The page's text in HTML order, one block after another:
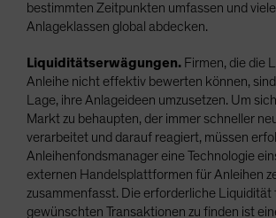
bestimmten Zeitpunkten umfassen und
Anlageklassen global abdecken.
Liquiditätserwägungen. Firmen, die die
Anleihe nicht effektiv bewerten können,
Lage, ihre Anlageideen umzusetzen. Um
Markt zu behaupten, der immer schneller
verarbeitet und darauf reagiert, müssen
Anleihenfondsmanager eine Technologie
externen Handelsplattformen für Anleihen
zusammenfasst. Die erforderliche Liquidität
gewünschten Transaktionen zu finden ist